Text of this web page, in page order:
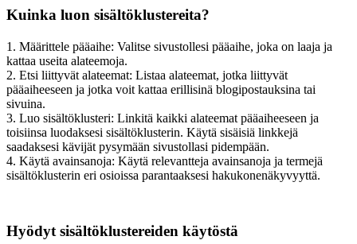
Kuinka luon sisältöklustereita?
1. Määrittele pääaihe: Valitse sivustollesi pääaihe, joka on laaja ja
kattaa useita alateemoja.
2. Etsi liittyvät alateemat: Listaa alateemat, jotka liittyvät
pääaiheeseen ja jotka voit kattaa erillisinä blogipostauksina tai
sivuina.
3. Luo sisältöklusteri: Linkitä kaikki alateemat pääaiheeseen ja
toisiinsa luodaksesi sisältöklusterin. Käytä sisäisiä linkkejä
saadaksesi kävijät pysymään sivustollasi pidempään.
4. Käytä avainsanoja: Käytä relevantteja avainsanoja ja termejä
sisältöklusterin eri osioissa parantaaksesi hakukonenäkyvyyttä.
Hyödyt sisältöklustereiden käytöstä